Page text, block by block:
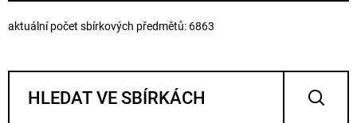
aktuální počet sbírkových předmětů: 6863